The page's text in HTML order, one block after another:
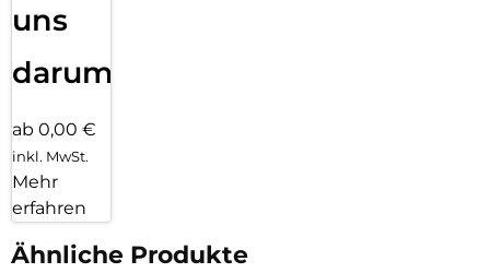
uns
darum!
ab 0,00 €
inkl. MwSt.
Mehr
erfahren
Ähnliche Produkte